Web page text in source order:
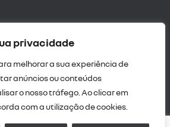
privacidade
melhorar a sua experiência de
anúncios ou conteúdos
o nosso tráfego. Ao clicar em
com a utilização de cookies.
Digital|
Litígios
de
da